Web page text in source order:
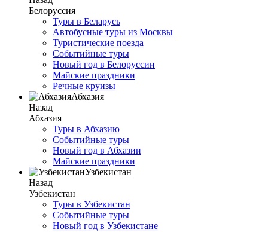
Белоруссия
Туры в Беларусь
Автобусные туры из Москвы
Туристические поезда
Событийные туры
Новый год в Белоруссии
Майские праздники
Речные круизы
Абхазия
Назад
Абхазия
Туры в Абхазию
Событийные туры
Новый год в Абхазии
Майские праздники
Узбекистан
Назад
Узбекистан
Туры в Узбекистан
Событийные туры
Новый год в Узбекистане